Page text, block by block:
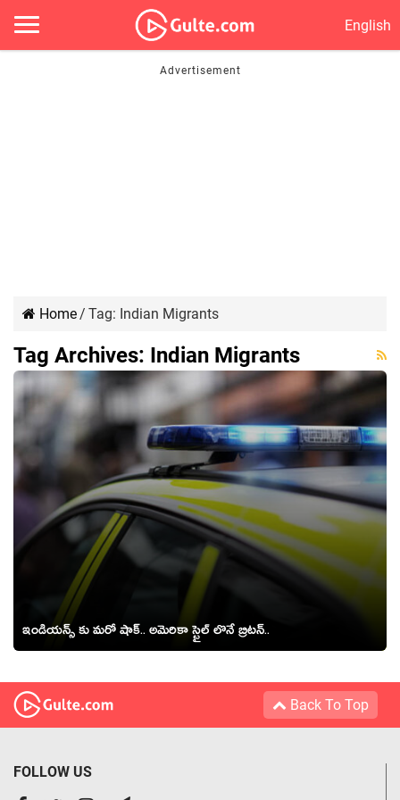
English
Home/ Tag: Indian Migrants
Tag Archives: Indian Migrants
ఇండియన్స్ కు మరో షాక్.. అమెరికా స్టైల్ లొనే బ్రిటన్..
Back To Top
FOLLOW US